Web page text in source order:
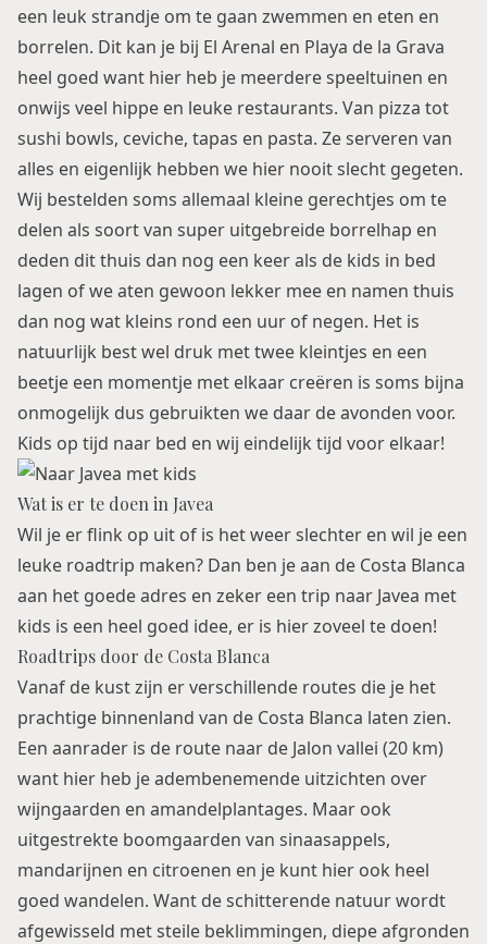
een leuk strandje om te gaan zwemmen en eten en
borrelen. Dit kan je bij El Arenal en Playa de la Grava
heel goed want hier heb je meerdere speeltuinen en
onwijs veel hippe en leuke restaurants. Van pizza tot
sushi bowls, ceviche, tapas en pasta. Ze serveren van
alles en eigenlijk hebben we hier nooit slecht gegeten.
Wij bestelden soms allemaal kleine gerechtjes om te
delen als soort van super uitgebreide borrelhap en
deden dit thuis dan nog een keer als de kids in bed
lagen of we aten gewoon lekker mee en namen thuis
dan nog wat kleins rond een uur of negen. Het is
natuurlijk best wel druk met twee kleintjes en een
beetje een momentje met elkaar creëren is soms bijna
onmogelijk dus gebruikten we daar de avonden voor.
Kids op tijd naar bed en wij eindelijk tijd voor elkaar!
Wat is er te doen in Javea
Wil je er flink op uit of is het weer slechter en wil je een
leuke roadtrip maken? Dan ben je aan de Costa Blanca
aan het goede adres en zeker een trip naar Javea met
kids is een heel goed idee, er is hier zoveel te doen!
Roadtrips door de Costa Blanca
Vanaf de kust zijn er verschillende routes die je het
prachtige binnenland van de Costa Blanca laten zien.
Een aanrader is de route naar de Jalon vallei (20 km)
want hier heb je adembenemende uitzichten over
wijngaarden en amandelplantages. Maar ook
uitgestrekte boomgaarden van sinaasappels,
mandarijnen en citroenen en je kunt hier ook heel
goed wandelen. Want de schitterende natuur wordt
afgewisseld met steile beklimmingen, diepe afgronden